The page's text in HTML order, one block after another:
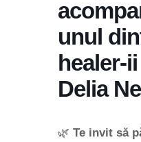
unul
healer-
Delia
🌿 Te invit să